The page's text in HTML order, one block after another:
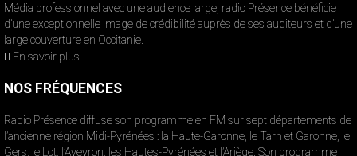
Média professionnel avec une audience large, radio Présence bénéficie
d’une exceptionnelle image de crédibilité auprès de ses auditeurs et d’une
large couverture en Occitanie.
En savoir plus
NOS FRÉQUENCES
Radio Présence diffuse son programme en FM sur sept départements de
l’ancienne région Midi-Pyrénées : la Haute-Garonne, le Tarn et Garonne, le
Gers, le Lot, l’Aveyron, les Hautes-Pyrénées et l’Ariège. Son programme